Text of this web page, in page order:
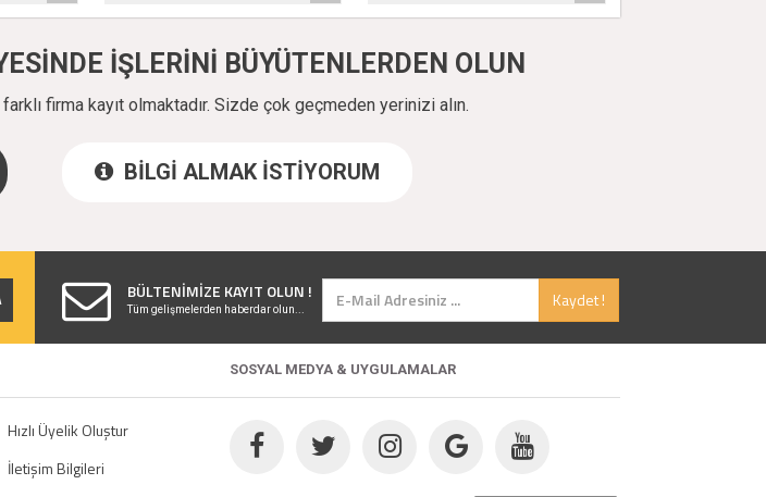
İŞLERİNİ BÜYÜTENLERDEN OLUN
firma kayıt olmaktadır. Sizde çok geçmeden yerinizi alın.
BİLGİ ALMAK İSTİYORUM
BÜLTENİMİZE KAYIT OLUN ! Kaydet !
Tüm gelişmelerden haberdar olun...
SOSYAL MEDYA & UYGULAMALAR
Hızlı Üyelik Oluştur
İletişim Bilgileri